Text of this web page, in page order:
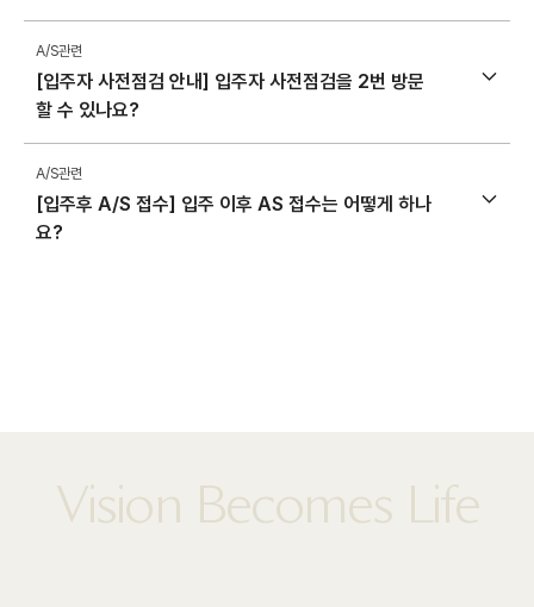
A/S관련
[입주자 사전점검 안내] 입주자 사전점검을 2번 방문
할 수 있나요?
A/S관련
[입주후 A/S 접수] 입주 이후 AS 접수는 어떻게 하나
요?
Vision Becomes Life